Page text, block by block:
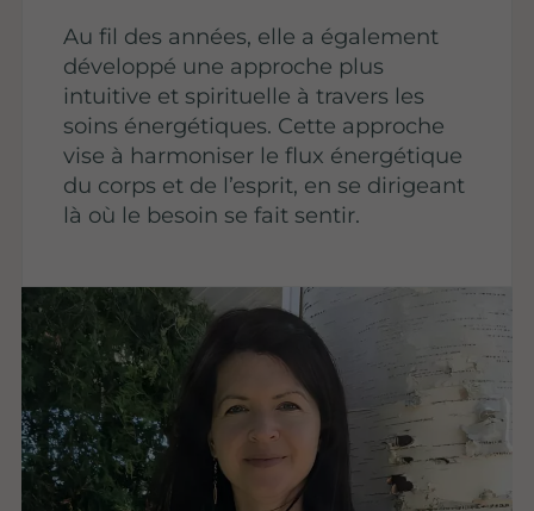
Au fil des années, elle a également
développé une approche plus
intuitive et spirituelle à travers les
soins énergétiques. Cette approche
vise à harmoniser le flux énergétique
du corps et de l’esprit, en se dirigeant
là où le besoin se fait sentir.